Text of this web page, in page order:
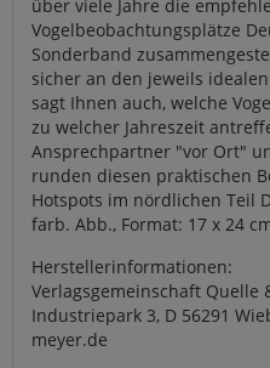
über viele Jahre die
Vogelbeobachtungsplätze
Sonderband
sicher an den jeweils
sagt Ihnen auch, welche
zu welcher Jahreszeit
Ansprechpartner "vor Ort"
runden diesen praktischen
Hotspots im nördlichen Teil
farb. Abb., Format: 17 x 24
Herstellerinformationen:
Verlagsgemeinschaft Quelle
Industriepark 3, D 56291
meyer.de